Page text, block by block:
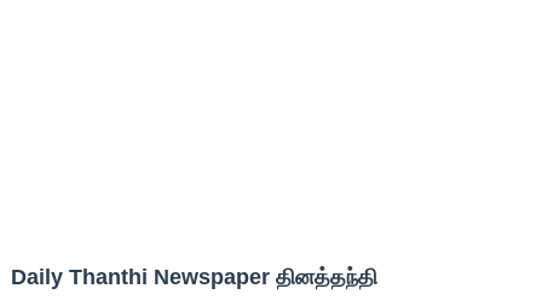
Daily Thanthi Newspaper தினத்தந்தி